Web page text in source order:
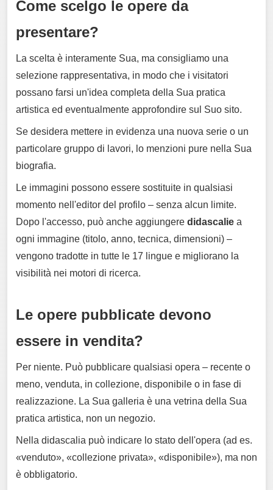
Come scelgo le opere da
presentare?
La scelta è interamente Sua, ma consigliamo una
selezione rappresentativa, in modo che i visitatori
possano farsi un'idea completa della Sua pratica
artistica ed eventualmente approfondire sul Suo sito.
Se desidera mettere in evidenza una nuova serie o un
particolare gruppo di lavori, lo menzioni pure nella Sua
biografia.
Le immagini possono essere sostituite in qualsiasi
momento nell'editor del profilo – senza alcun limite.
Dopo l'accesso, può anche aggiungere didascalie a
ogni immagine (titolo, anno, tecnica, dimensioni) –
vengono tradotte in tutte le 17 lingue e migliorano la
visibilità nei motori di ricerca.
Le opere pubblicate devono
essere in vendita?
Per niente. Può pubblicare qualsiasi opera – recente o
meno, venduta, in collezione, disponibile o in fase di
realizzazione. La Sua galleria è una vetrina della Sua
pratica artistica, non un negozio.
Nella didascalia può indicare lo stato dell'opera (ad es.
«venduto», «collezione privata», «disponibile»), ma non
è obbligatorio.